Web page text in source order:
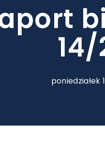
14/
poniedziałek